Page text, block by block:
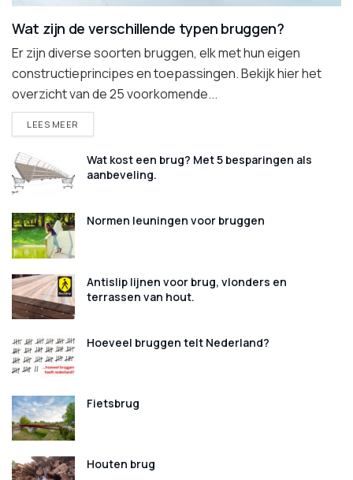
Wat zijn de verschillende typen bruggen?
Er zijn diverse soorten bruggen, elk met hun eigen
constructieprincipes en toepassingen. Bekijk hier het
overzicht van de 25 voorkomende...
LEES MEER
Wat kost een brug? Met 5 besparingen als
aanbeveling.
Normen leuningen voor bruggen
Antislip lijnen voor brug, vlonders en
terrassen van hout.
Hoeveel bruggen telt Nederland?
Fietsbrug
Houten brug